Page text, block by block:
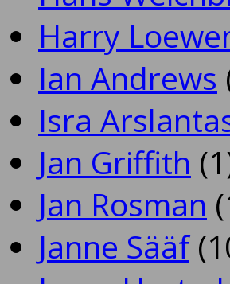
Harry
Ian Andrews
Isra
Jan Griffith
Jan Rosman
Janne Sääf